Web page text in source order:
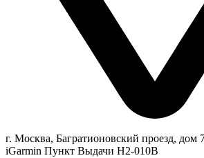
г. Москва, Багратионовский проезд, дом
iGarmin Пункт Выдачи Н2-010В